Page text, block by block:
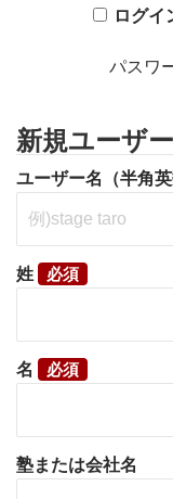
ログイ
パスワ
新規ユーザ
ユーザー名（半角英
姓
名
塾または会社名